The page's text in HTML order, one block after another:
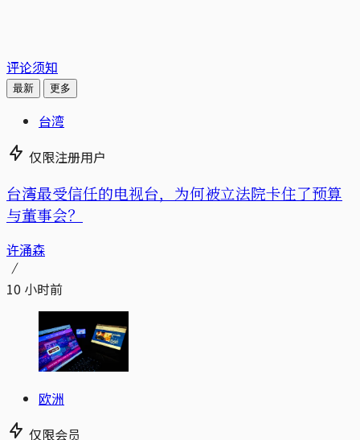
评论须知
最新 更多
台湾
仅限注册用户
台湾最受信任的电视台，为何被立法院卡住了预算
与董事会？
许涌森
10 小时前
欧洲
仅限会员